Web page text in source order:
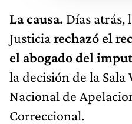
La causa. Días atrás,
Justiciarechazó el
el abogado del
la decisión de la Sala
Nacional de
Correccional.